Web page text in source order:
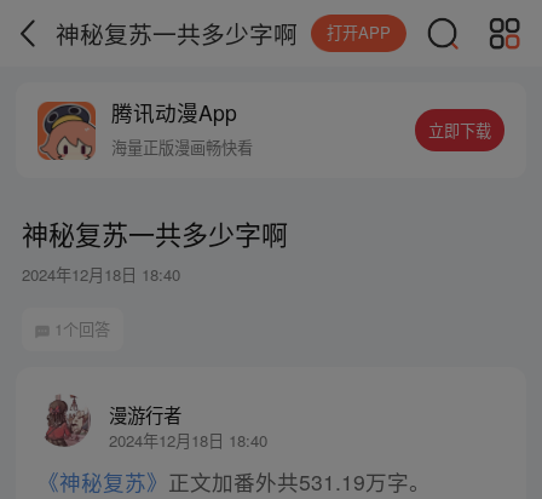
神秘复苏一共多少字啊 打开APP
腾讯动漫App
海量正版漫画畅快看
立即下载
神秘复苏一共多少字啊
2024年12月18日 18:40
1个回答
漫游行者
2024年12月18日 18:40
《神秘复苏》 正文加番外共531.19万字。